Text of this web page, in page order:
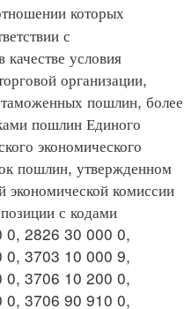
которых
с
условия
организации,
пошлин, более
пошлин Единого
экономического
пошлин, утвержденном
экономической комиссии
с кодами
0, 2826 30 000 0,
3703 10 000 9,
3706 10 200 0,
3706 90 910 0,